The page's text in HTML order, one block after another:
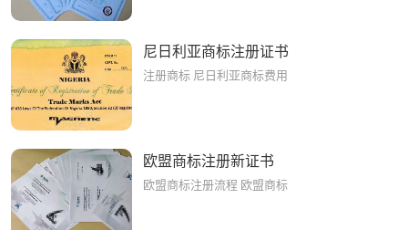
尼日利亚商标注册证书
注册商标 尼日利亚商标费用
欧盟商标注册新证书
欧盟商标注册流程 欧盟商标